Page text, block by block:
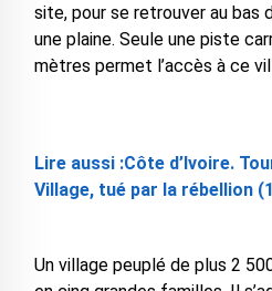
site, pour se retrouver au bas
une plaine. Seule une piste
mètres permet l’accès à ce
Lire aussi :Côte d’Ivoire.
Village, tué par la rébellion
Un village peuplé de plus 2